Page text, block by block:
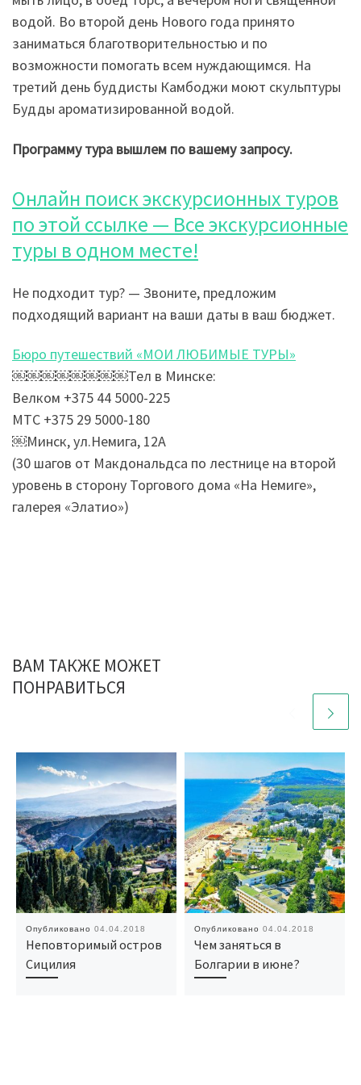
водой. Во второй день Нового года принято
заниматься благотворительностью и по
возможности помогать всем нуждающимся. На
третий день буддисты Камбоджи моют скульптуры
Будды ароматизированной водой.
Программу тура вышлем по вашему запросу.
Онлайн поиск экскурсионных туров
по этой ссылке — Все экскурсионные
туры в одном месте!
Не подходит тур? — Звоните, предложим
подходящий вариант на ваши даты в ваш бюджет.
Бюро путешествий «МОИ ЛЮБИМЫЕ ТУРЫ»
￼￼￼￼￼￼￼￼Тел в Минске:
Велком +375 44 5000-225
МТС +375 29 5000-180
￼Минск, ул.Немига, 12А
(30 шагов от Макдональдса по лестнице на второй
уровень в сторону Торгового дома «На Немиге»,
галерея «Элатио»)
ВАМ ТАКЖЕ МОЖЕТ
ПОНРАВИТЬСЯ
Опубликовано 04.04.2018
Неповторимый остров
Сицилия
Опубликовано 04.04.2018
Чем заняться в
Болгарии в июне?